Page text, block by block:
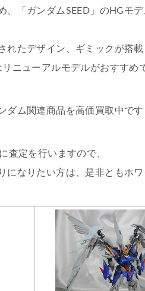
、「ガンダムSEED」のHGモ
れたデザイン、ギミックが搭
ニューアルモデルがおすすめ
ダム関連商品を高価買取中です
査定を行いますので、
になりたい方は、是非ともホ